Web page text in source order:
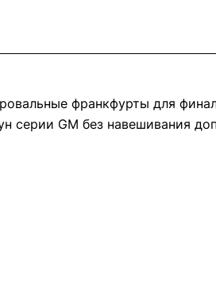
франкфурты для
серии GM без навешивания